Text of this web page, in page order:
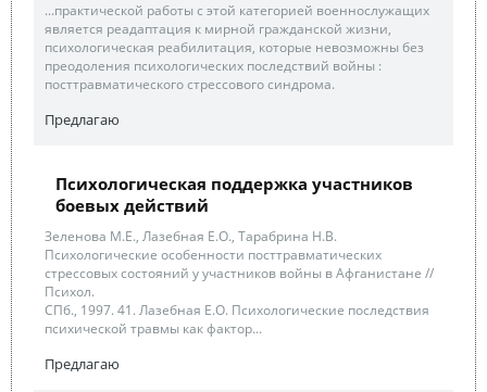
...практической работы с этой категорией военнослужащих
является реадаптация к мирной гражданской жизни,
психологическая реабилитация, которые невозможны без
преодоления психологических последствий войны :
посттравматического стрессового синдрома.
Предлагаю
Психологическая поддержка участников
боевых действий
Зеленова М.Е., Лазебная Е.О., Тарабрина Н.В.
Психологические особенности посттравматических
стрессовых состояний у участников войны в Афганистане //
Психол.
СПб., 1997. 41. Лазебная Е.О. Психологические последствия
психической травмы как фактор...
Предлагаю